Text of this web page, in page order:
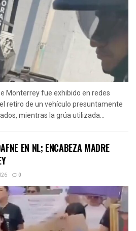
Monterrey fue exhibido en redes
retiro de un vehículo presuntamente
mientras la grúa utilizada...
EN NL; ENCABEZA MADRE
0